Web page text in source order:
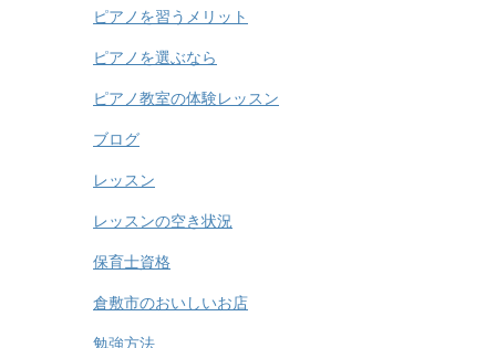
ピアノを習うメリット
ピアノを選ぶなら
ピアノ教室の体験レッスン
ブログ
レッスン
レッスンの空き状況
保育士資格
倉敷市のおいしいお店